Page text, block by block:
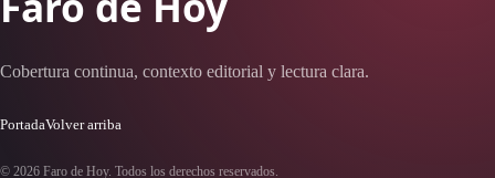
Cobertura continua, contexto editorial y lectura clara.
PortadaVolver arriba
© 2026 Faro de Hoy. Todos los derechos reservados.